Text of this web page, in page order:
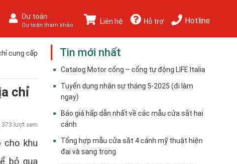
Dự toán
Dự toán tham khảo Liên hệ Hỗ trợ Hotline
cung cấp
chỉ
373 lượt xem
cho khu
bỏ qua
Tin mới nhất
Catalog Motor cổng – cổng tự động LIFE Italia
Tuyển dụng nhân sự tháng 5-2025 (đi làm
ngay)
Báo giá hấp dẫn nhất về các mẫu cửa sắt hai
cánh
Tổng hợp mẫu cửa sắt 4 cánh mỹ thuật hiện
đại và sang trọng